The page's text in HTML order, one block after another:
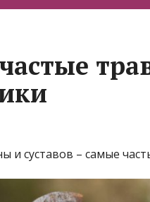
и суставов – самые